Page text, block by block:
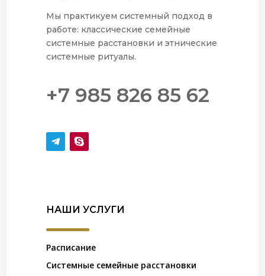
Мы практикуем системный подход в
работе: классические семейные
системные расстановки и этнические
системные ритуалы.
+7 985 826 85 62
НАШИ УСЛУГИ
Расписание
Системные семейные расстановки